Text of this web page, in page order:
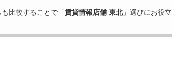
比較することで「賃貸情報店舗 東北」選びにお役立